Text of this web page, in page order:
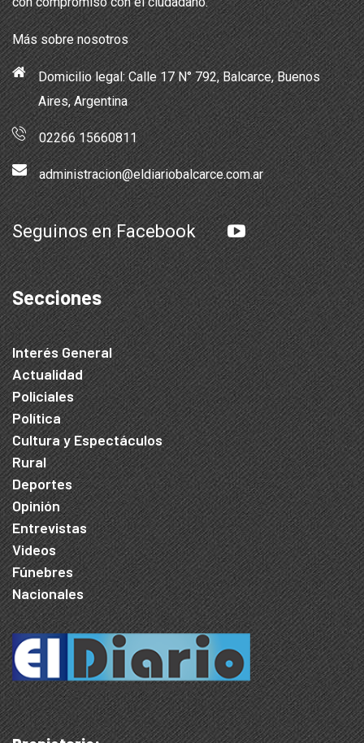
Más sobre nosotros
Domicilio legal: Calle 17 N° 792, Balcarce, Buenos
Aires, Argentina
02266 15660811
administracion@eldiariobalcarce.com.ar
Seguinos en Facebook
Secciones
Interés General
Actualidad
Policiales
Política
Cultura y Espectáculos
Rural
Deportes
Opinión
Entrevistas
Videos
Fúnebres
Nacionales